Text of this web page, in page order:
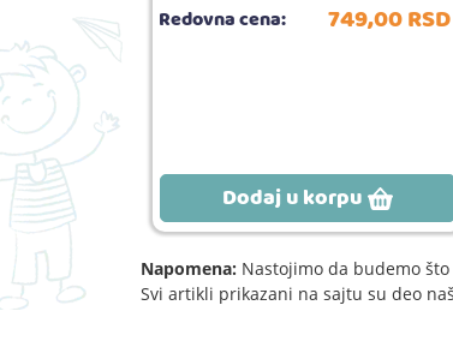
RSD Redovna cena: 749,00RSD
Dodaj u korpu
Napomena: Nastojimo da budemo
Svi artikli prikazani na sajtu su deo